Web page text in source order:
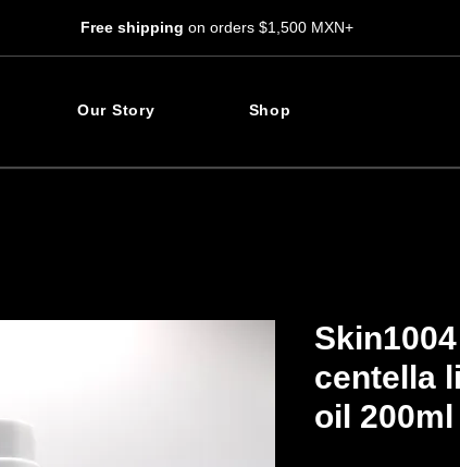
Free shipping on orders $1,500 MXN+
Our Story Shop
centella
oil 200ml